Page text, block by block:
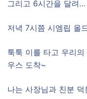
그리고 6시간을 달려…
저녁 7시쯤 시엠립 올
툭툭 이를 타고 우리
우스 도착~
나는 사장님과 친분